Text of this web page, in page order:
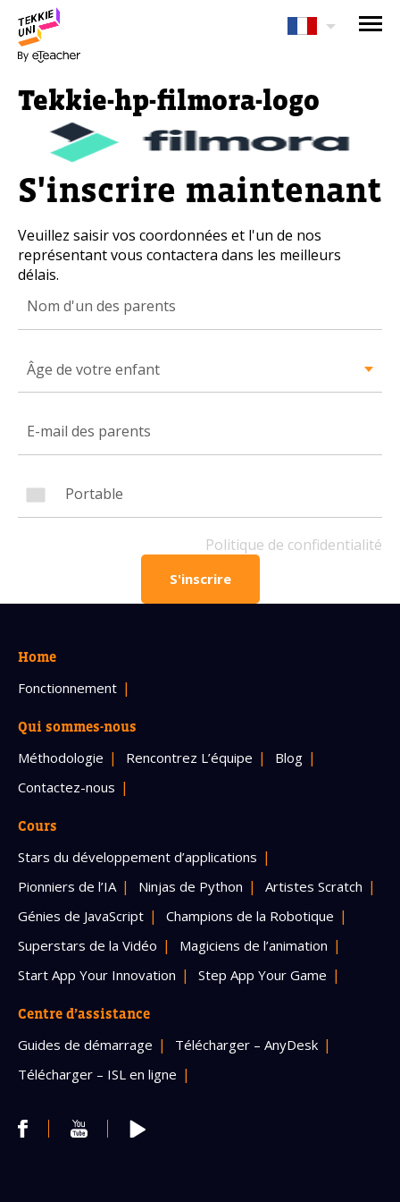
Tekkie-hp-filmora-logo
S'inscrire maintenant
Veuillez saisir vos coordonnées et l'un de nos
représentant vous contactera dans les meilleurs
délais.
Âge de votre enfant
Politique de confidentialité
S'inscrire
Home
Fonctionnement
Qui sommes-nous
Méthodologie Rencontrez L’équipe
Blog
Contactez-nous
Cours
Stars du développement d’applications
Pionniers de l’IA
Ninjas de Python
Artistes Scratch
Génies de JavaScript
Champions de la Robotique
Superstars de la Vidéo
Magiciens de l’animation
Start App Your Innovation
Step App Your Game
Centre d’assistance
Guides de démarrage
Télécharger – AnyDesk
Télécharger – ISL en ligne
Avez-vous besoin d'aide pour
Laissez vos coordonnées et nous vous
contacterons sous peu.
Nom complet d'un parent
Âge de votre enfant
Âge de votre enfant
Numéro de téléphone portable
Politique de confidentialité